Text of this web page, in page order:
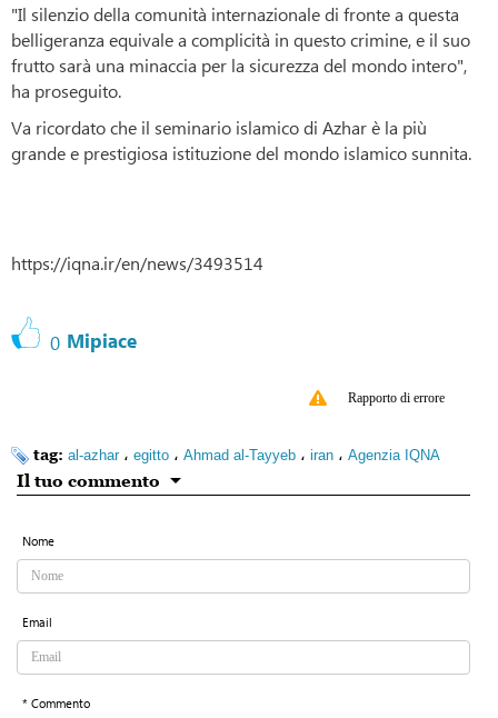
"Il silenzio della comunità internazionale di fronte a questa
belligeranza equivale a complicità in questo crimine, e il suo
frutto sarà una minaccia per la sicurezza del mondo intero",
ha proseguito.
Va ricordato che il seminario islamico di Azhar è la più
grande e prestigiosa istituzione del mondo islamico sunnita.
https://iqna.ir/en/news/3493514
0 Mipiace
Rapporto di errore
tag: al-azhar، egitto ، Ahmad al-Tayyeb ، iran ، Agenzia IQNA
Il tuo commento
Nome
Email
* Commento